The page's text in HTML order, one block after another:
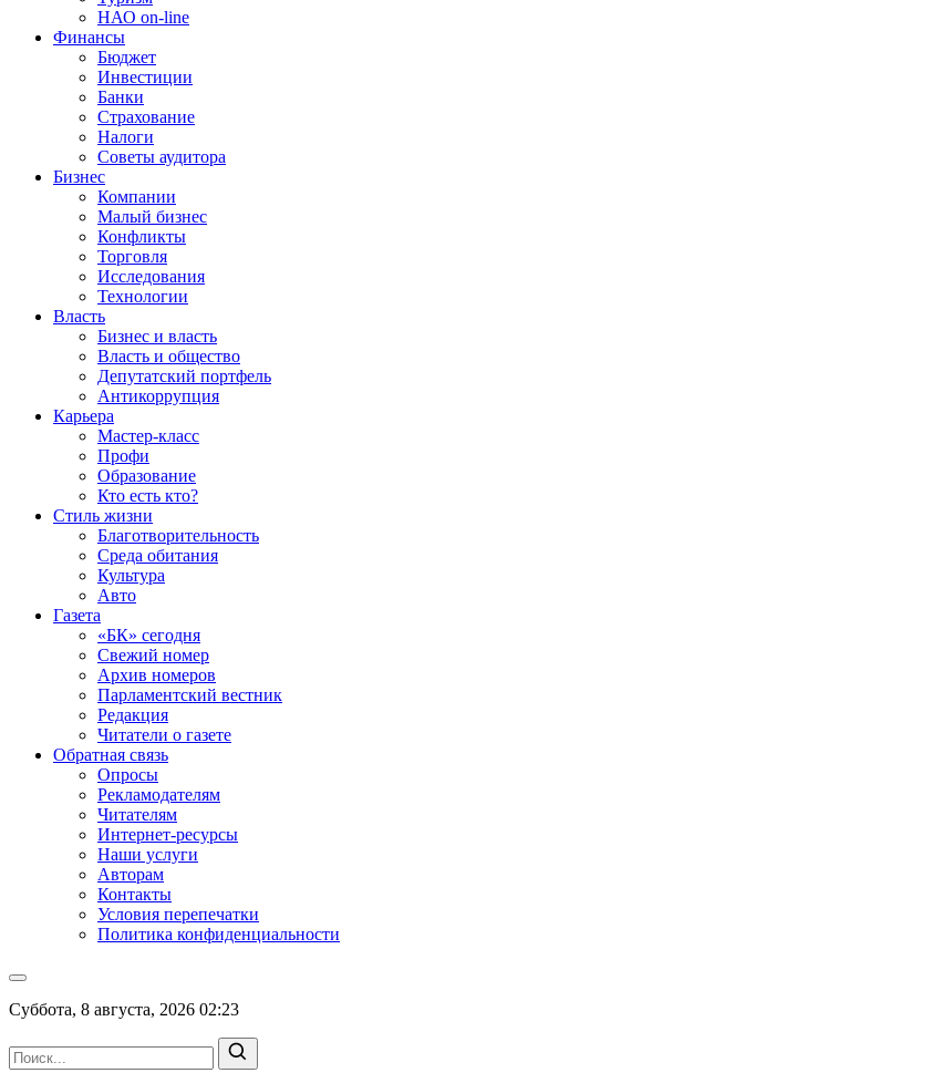
НАО on-line
Финансы
Бюджет
Инвестиции
Банки
Страхование
Налоги
Советы аудитора
Бизнес
Компании
Малый бизнес
Конфликты
Торговля
Исследования
Технологии
Власть
Бизнес и власть
Власть и общество
Депутатский портфель
Антикоррупция
Карьера
Мастер-класс
Профи
Образование
Кто есть кто?
Стиль жизни
Благотворительность
Среда обитания
Культура
Авто
Газета
«БК» сегодня
Свежий номер
Архив номеров
Парламентский вестник
Редакция
Читатели о газете
Обратная связь
Опросы
Рекламодателям
Читателям
Интернет-ресурсы
Наши услуги
Авторам
Контакты
Условия перепечатки
Политика конфиденциальности
Суббота, 8 августа, 2026 02:23